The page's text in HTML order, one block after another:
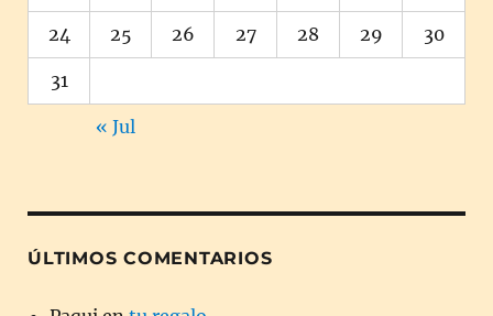
24 25 26 27 28 29 30
31
« Jul
ÚLTIMOS COMENTARIOS